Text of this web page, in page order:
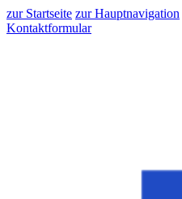
zur Startseite zur Hauptnavigation
Kontaktformular